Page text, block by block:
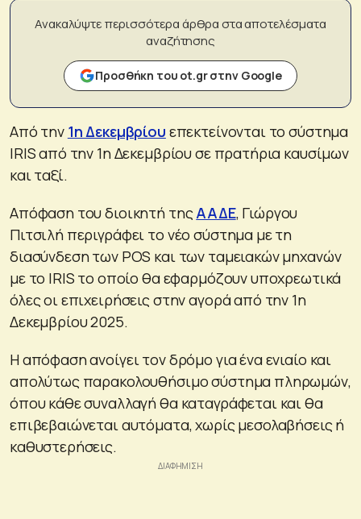
Ανακαλύψτε περισσότερα άρθρα στα αποτελέσματα
αναζήτησης
Προσθήκη του ot.gr στην Google
Από την 1η Δεκεμβρίου επεκτείνονται το σύστημα
IRIS από την 1η Δεκεμβρίου σε πρατήρια καυσίμων
και ταξί.
Απόφαση του διοικητή τηςΑΑΔΕ, Γιώργου
Πιτσιλή περιγράφει το νέο σύστημα με τη
διασύνδεση των POS και των ταμειακών μηχανών
με το IRIS το οποίο θα εφαρμόζουν υποχρεωτικά
όλες οι επιχειρήσεις στην αγορά από την 1η
Δεκεμβρίου 2025.
Η απόφαση ανοίγει τον δρόμο για ένα ενιαίο και
απολύτως παρακολουθήσιμο σύστημα πληρωμών,
όπου κάθε συναλλαγή θα καταγράφεται και θα
επιβεβαιώνεται αυτόματα, χωρίς μεσολαβήσεις ή
καθυστερήσεις.